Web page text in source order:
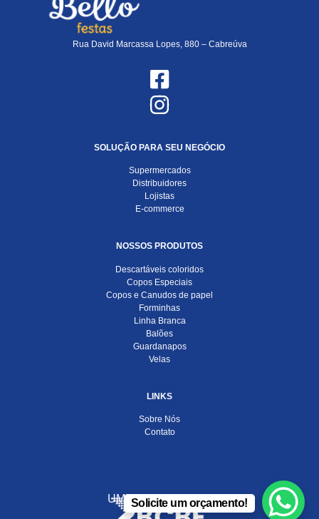
Rua David Marcassa Lopes, 880 – Cabreúva
SOLUÇÃO PARA SEU NEGÓCIO
Supermercados
Distribuidores
Lojistas
E-commerce
NOSSOS PRODUTOS
Descartáveis coloridos
Copos Especiais
Copos e Canudos de papel
Forminhas
Linha Branca
Balões
Guardanapos
Velas
LINKS
Sobre Nós
Contato
UMA EMPRESA DO
Solicite um orçamento!